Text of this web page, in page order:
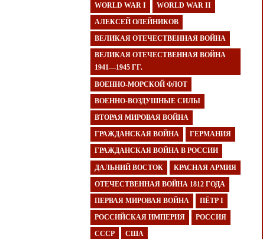
WORLD WAR I WORLD WAR II
АЛЕКСЕЙ ОЛЕЙНИКОВ
ВЕЛИКАЯ ОТЕЧЕСТВЕННАЯ ВОЙНА
ВЕЛИКАЯ ОТЕЧЕСТВЕННАЯ ВОЙНА
1941—1945 ГГ.
ВОЕННО-МОРСКОЙ ФЛОТ
ВОЕННО-ВОЗДУШНЫЕ СИЛЫ
ВТОРАЯ МИРОВАЯ ВОЙНА
ГРАЖДАНСКАЯ ВОЙНА ГЕРМАНИЯ
ГРАЖДАНСКАЯ ВОЙНА В РОССИИ
ДАЛЬНИЙ ВОСТОК КРАСНАЯ АРМИЯ
ОТЕЧЕСТВЕННАЯ ВОЙНА 1812 ГОДА
ПЕРВАЯ МИРОВАЯ ВОЙНА ПЁТР I
РОССИЙСКАЯ ИМПЕРИЯ РОССИЯ
СССР США